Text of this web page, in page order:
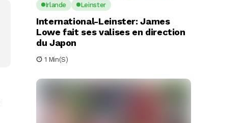
Irlande
Leinster
International-Leinster: James
Lowe fait ses valises en direction
du Japon
1 Min(s)